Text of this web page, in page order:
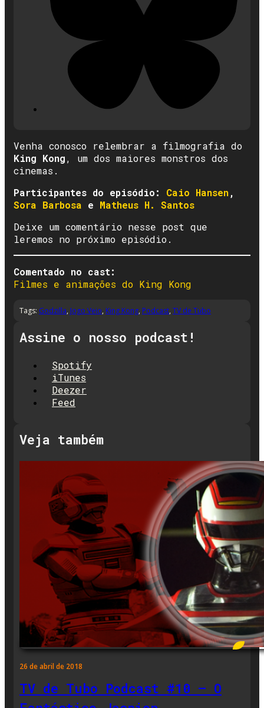
Venha conosco relembrar a filmografia do
King Kong, um dos maiores monstros dos
cinemas.
Participantes do episódio: Caio Hansen,
Sora Barbosa e Matheus H. Santos
Deixe um comentário nesse post que
leremos no próximo episódio.
Comentado no cast:
Filmes e animações do King Kong
Tags: Godzilla, Jogo Veio, King Kong, Podcast, TV de Tubo
Assine o nosso podcast!
Spotify
iTunes
Deezer
Feed
Veja também
26 de abril de 2018
TV de Tubo Podcast #10 – O